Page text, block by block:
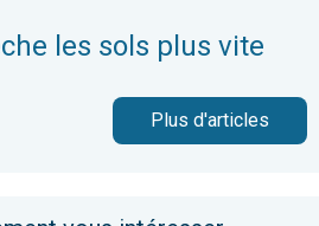
les sols plus vite
Plus d'articles